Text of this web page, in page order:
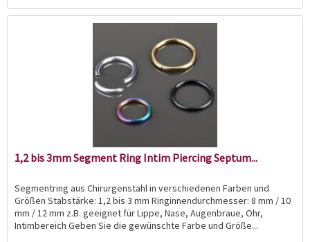
1,2 bis 3mm Segment Ring Intim Piercing Septum...
Segmentring aus Chirurgenstahl in verschiedenen Farben und
Größen Stabstärke: 1,2 bis 3 mm Ringinnendurchmesser: 8 mm / 10
mm / 12 mm z.B. geeignet für Lippe, Nase, Augenbraue, Ohr,
Intimbereich Geben Sie die gewünschte Farbe und Größe...